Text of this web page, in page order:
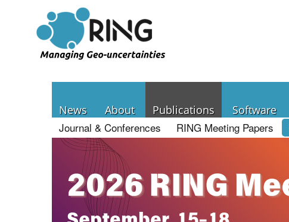
News About Publications Software
Journal & Conferences RING Meeting Papers